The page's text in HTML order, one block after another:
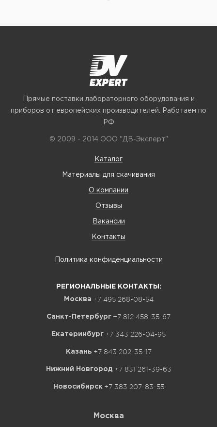
Прямые поставки лабораторного оборудования и
приборов от европейских производителей. Работаем по
РФ
© 2009 - 2014 ООО "ДВ-Эксперт"
Каталог
Материалы для скачивания
О компании
Отзывы
Вакансии
Контакты
Политика конфиденциальности
РЕГИОНАЛЬНЫЕ КОНТАКТЫ:
Москва +7 495 268-08-54
Санкт-Петербург +7 812 458-35-67
Екатеринбург +7 343 226-04-95
Казань +7 843 202-35-17
Нижний Новгород +7 831 261-39-63
Новосибирск +7 383 207-83-55
Москва